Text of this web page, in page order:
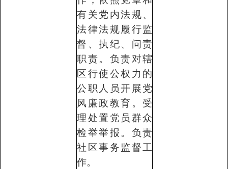
有关党内法规、
法律法规履行监
督、执纪、问责
职责。负责对辖
区行使公权力的
公职人员开展党
风廉政教育。受
理处置党员群众
检举举报。负责
社区事务监督工
作。